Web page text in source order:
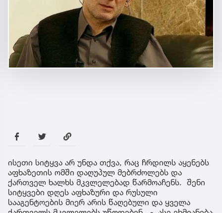
ისეთი სიტყვა არ უნდა თქვა, რაც ჩრდილს აყენებს
აფხაზეთის ომში დაღუპულ მებრძოლებს და
ქართველ ხალხს მკვლელებად წარმოაჩენს. შენი
სიტყვები დღეს აფხაზური და რუსული
სააგენტოების მიერ არის წაღებული და ყველა